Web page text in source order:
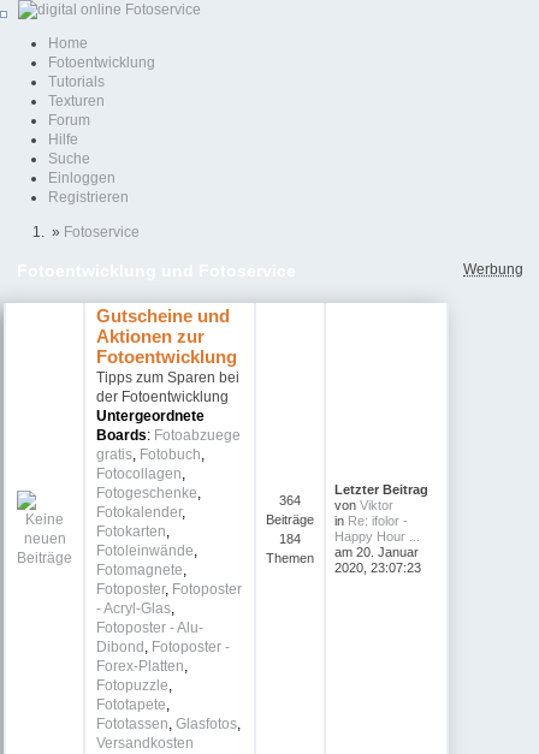
Home
Fotoentwicklung
Tutorials
Texturen
Forum
Hilfe
Suche
Einloggen
Registrieren
» Fotoservice
Gutscheine und
Aktionen zur
Fotoentwicklung
Tipps zum Sparen bei
der Fotoentwicklung
Untergeordnete
Boards: Fotoabzuege
gratis, Fotobuch,
Fotocollagen,
Fotogeschenke,
Fotokalender,
Fotokarten,
Fotoleinwände,
Fotomagnete,
Fotoposter, Fotoposter
- Acryl-Glas,
Fotoposter - Alu-
Dibond , Fotoposter -
Forex-Platten,
Fotopuzzle,
Fototapete,
Fototassen, Glasfotos,
Versandkosten
364
Beiträge
184
Themen
Letzter Beitrag
vonViktor
in Re: ifolor -
Happy Hour ...
am 20. Januar
2020, 23:07:23
Werbung